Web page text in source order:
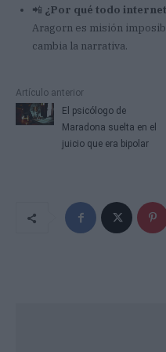
📲 ¿Por qué todo
Aragorn es misión
cambia la narrativa.
Artículo anterior
El psicólogo de
Maradona suelta en el
juicio que era bipolar